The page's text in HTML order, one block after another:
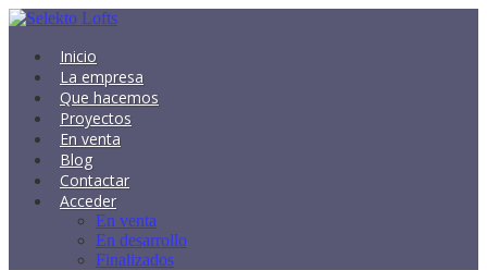
Inicio
La empresa
Que hacemos
Proyectos
En venta
Blog
Contactar
Acceder
En venta
En desarrollo
Finalizados